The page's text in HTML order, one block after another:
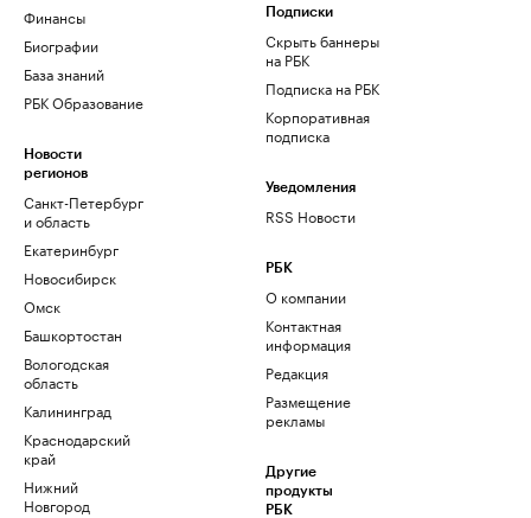
Финансы
Биографии
База знаний
РБК Образование
Новости
регионов
Санкт-Петербург
и область
Екатеринбург
Новосибирск
Омск
Башкортостан
Вологодская
область
Калининград
Краснодарский
край
Нижний
Новгород
Подписки
Скрыть баннеры
на РБК
Подписка на РБК
Корпоративная
подписка
Уведомления
RSS Новости
РБК
О компании
Контактная
информация
Редакция
Размещение
рекламы
Другие
продукты
РБК